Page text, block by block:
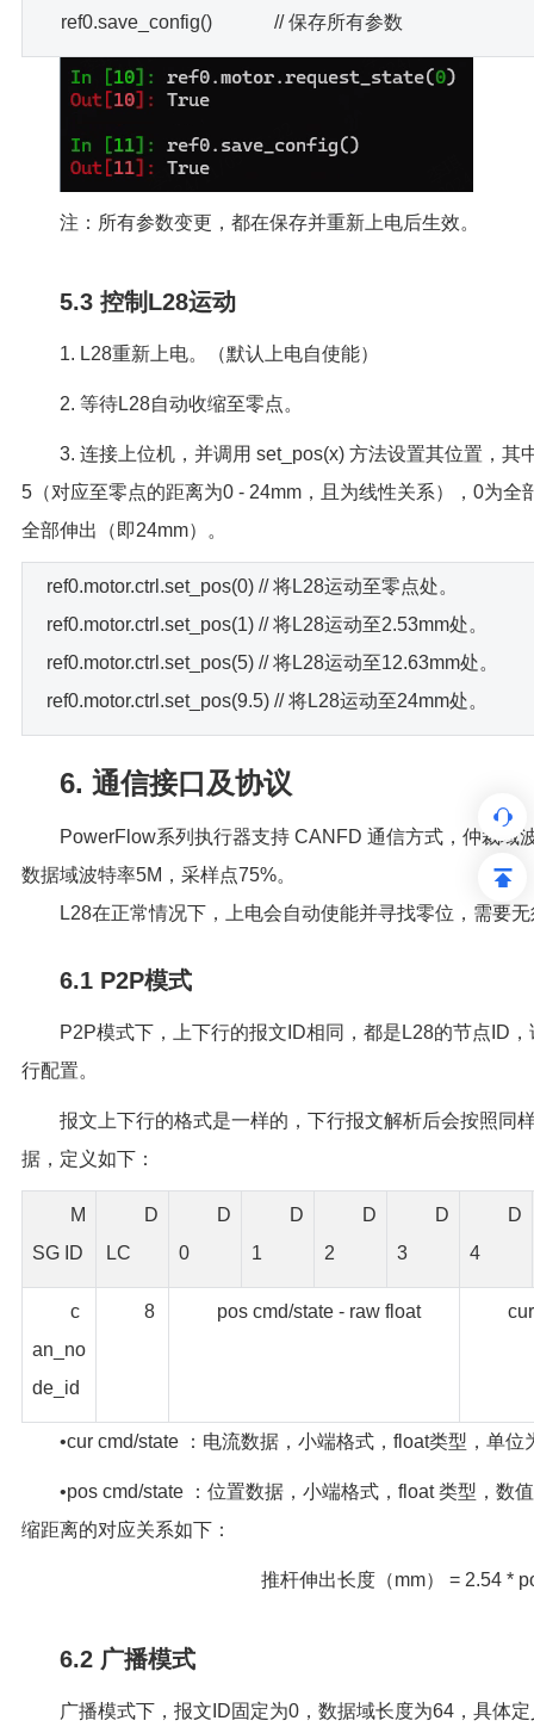
ref0.save_config() // 保存所有参数
注：所有参数变更，都在保存并重新上电后生效。
5.3 控制L28运动
1. L28重新上电。（默认上电自使能）
2. 等待L28自动收缩至零点。
3. 连接上位机，并调用 set_pos(x) 方法设置其位置，其
5（对应至零点的距离为0 - 24mm，且为线性关系），0为全
全部伸出（即24mm）。
ref0.motor.ctrl.set_pos(0) // 将L28运动至零点处。
ref0.motor.ctrl.set_pos(1) // 将L28运动至2.53mm处。
ref0.motor.ctrl.set_pos(5) // 将L28运动至12.63mm处。
ref0.motor.ctrl.set_pos(9.5) // 将L28运动至24mm处。
6. 通信接口及协议
PowerFlow系列执行器支持 CANFD 通信方式，仲裁域
数据域波特率5M，采样点75%。
L28在正常情况下，上电会自动使能并寻找零位，需要
6.1 P2P模式
P2P模式下，上下行的报文ID相同，都是L28的节点ID
行配置。
报文上下行的格式是一样的，下行报文解析后会按照同
据，定义如下：
M
SG ID
D
LC
D
0
D
1
D
2
D
3
D
4
c
an_no
de_id
8 pos cmd/state - raw float
•cur cmd/state ：电流数据，小端格式，float类型，单位
•pos cmd/state ：位置数据，小端格式，float 类型，数
缩距离的对应关系如下：
推杆伸出长度（mm） = 2.54 *
6.2 广播模式
广播模式下，报文ID固定为0，数据域长度为64，具体